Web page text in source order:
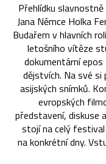
Přehlídku
Jana Němce Holka
Budařem v hlavních
letošního vítěze
dokumentární
dějstvích. Na své si
asijských snímků.
evropských
představení, diskuse
stojí na celý festival
na konkrétní dny.